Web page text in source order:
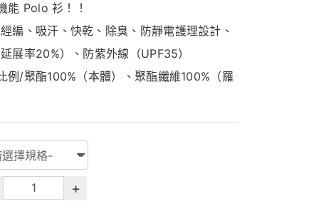
能 Polo 衫！！
編、吸汗、快乾、除臭、防靜電護理設計、
展率20%）、防紫外線（UPF35）
例/聚酯100%（本體）、聚酯纖維100%（羅
+